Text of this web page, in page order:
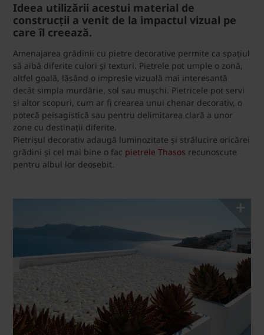
Ideea utilizării acestui material de
construcții a venit de la impactul vizual pe
care îl creează.
Amenajarea grădinii cu pietre decorative permite ca spațiul
să aibă diferite culori și texturi. Pietrele pot umple o zonă,
altfel goală, lăsând o impresie vizuală mai interesantă
decât simpla murdărie, sol sau mușchi. Pietricele pot servi
și altor scopuri, cum ar fi crearea unui chenar decorativ, o
potecă peisagistică sau pentru delimitarea clară a unor
zone cu destinații diferite.
Pietrișul decorativ adaugă luminozitate și strălucire oricărei
grădini și cel mai bine o fac pietrele Thasos recunoscute
pentru albul lor deosebit.